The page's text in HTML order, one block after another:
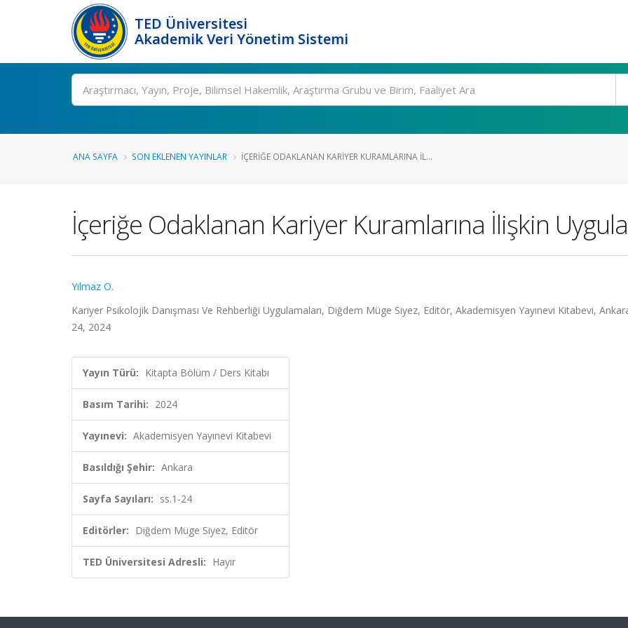
TED Üniversitesi
Akademik Veri Yönetim Sistemi
Ara
ANA SAYFA SON EKLENEN YAYINLAR İÇERIĞE ODAKLANAN KARIYER KURAMLARINA İL...
İçeriğe Odaklanan Kariyer Kuramlarına İlişkin
Yılmaz O.
Kariyer Psikolojik Danışması Ve Rehberliği Uygulamaları, Diğdem Müge Siyez, Editör, Akademisyen Yayınevi Kitabevi,
24, 2024
Yayın Türü: Kitapta Bölüm / Ders Kitabı
Basım Tarihi: 2024
Yayınevi: Akademisyen Yayınevi Kitabevi
Basıldığı Şehir: Ankara
Sayfa Sayıları: ss.1-24
Editörler: Diğdem Müge Siyez, Editör
TED Üniversitesi Adresli: Hayır